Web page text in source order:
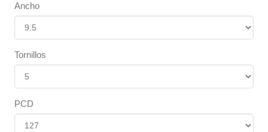
Ancho
Tornillos
PCD